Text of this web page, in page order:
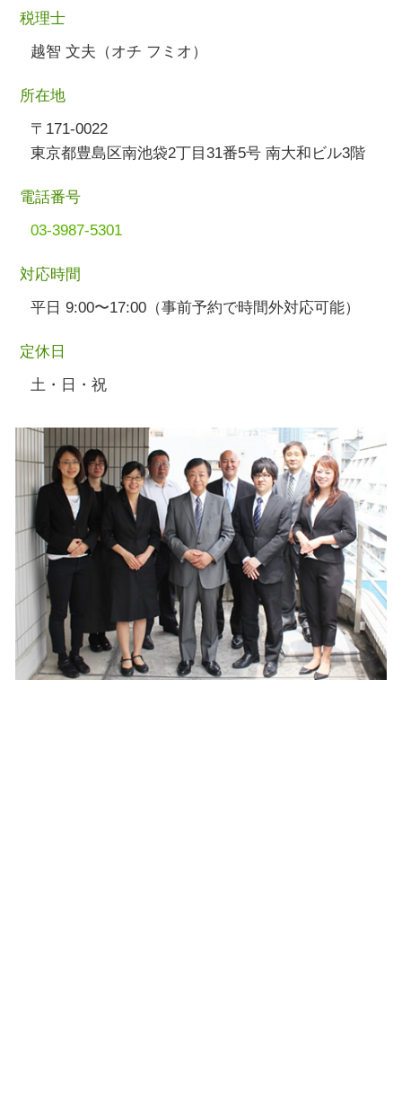
税理士
越智 文夫（オチ フミオ）
所在地
〒171-0022
東京都豊島区南池袋2丁目31番5号 南大和ビル3階
電話番号
03-3987-5301
対応時間
平日 9:00〜17:00（事前予約で時間外対応可能）
定休日
土・日・祝